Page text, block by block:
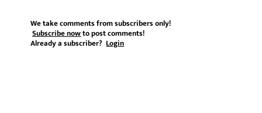
We take comments from subscribers only!
Subscribe nowto post comments!
Already a subscriber?Login